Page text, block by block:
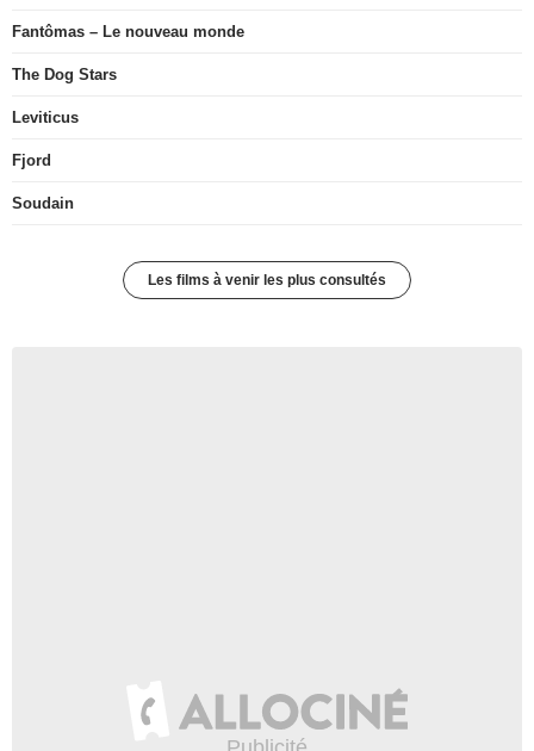
Fantômas – Le nouveau monde
The Dog Stars
Leviticus
Fjord
Soudain
Les films à venir les plus consultés